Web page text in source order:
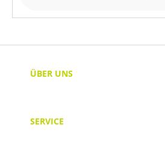
ÜBER UNS
SERVICE